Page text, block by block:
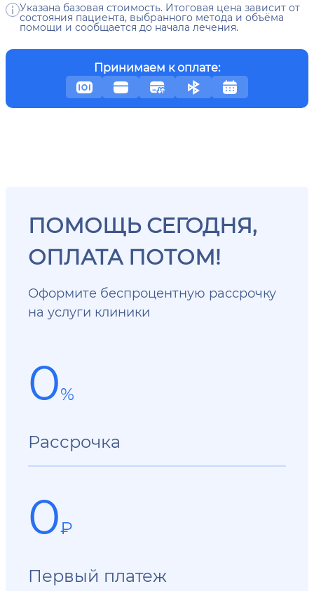
Указана базовая стоимость. Итоговая цена зависит от
состояния пациента, выбранного метода и объёма
помощи и сообщается до начала лечения.
Принимаем к оплате:
ПОМОЩЬ СЕГОДНЯ,
ОПЛАТА ПОТОМ!
Оформите беспроцентную рассрочку
на услуги клиники
0%
Рассрочка
0₽
Первый платеж